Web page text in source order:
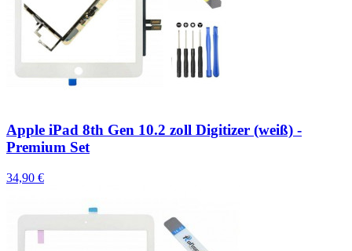
Apple iPad 8th Gen 10.2 zoll Digitizer (weiß) -
Premium Set
34,90 €